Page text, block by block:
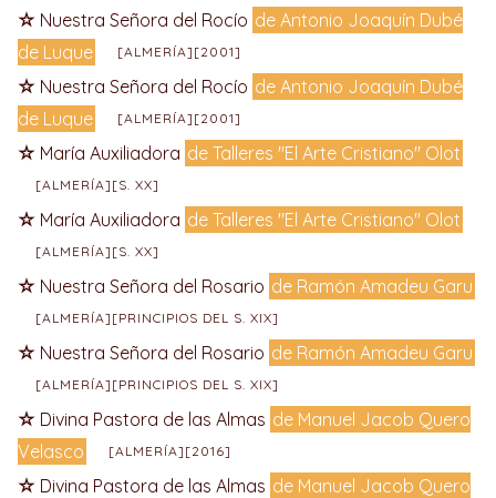
Nuestra Señora del Rocío de Antonio Joaquín Dubé
de Luque
[ALMERÍA][2001]
Nuestra Señora del Rocío de Antonio Joaquín Dubé
de Luque
[ALMERÍA][2001]
María Auxiliadora de Talleres "El Arte Cristiano" Olot
[ALMERÍA][S. XX]
María Auxiliadora de Talleres "El Arte Cristiano" Olot
[ALMERÍA][S. XX]
Nuestra Señora del Rosario de Ramón Amadeu Garu
[ALMERÍA][PRINCIPIOS DEL S. XIX]
Nuestra Señora del Rosario de Ramón Amadeu Garu
[ALMERÍA][PRINCIPIOS DEL S. XIX]
Divina Pastora de las Almas de Manuel Jacob Quero
Velasco
[ALMERÍA][2016]
Divina Pastora de las Almas de Manuel Jacob Quero